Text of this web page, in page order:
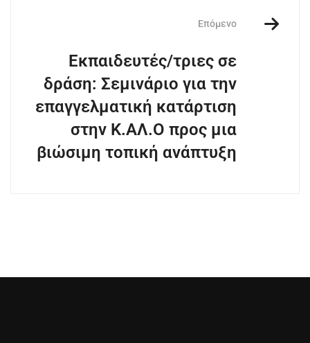
Επόμενο
Εκπαιδευτές/τριες σε
δράση: Σεμινάριο για την
επαγγελματική κατάρτιση
στην Κ.ΑΛ.Ο προς μια
βιώσιμη τοπική ανάπτυξη